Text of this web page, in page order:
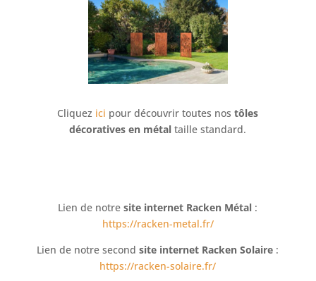
Cliquez ici pour découvrir toutes nostôles
décoratives en métal taille standard.
Lien de notresite internet Racken Métal :
https://racken-metal.fr/
Lien de notre secondsite internet Racken Solaire :
https://racken-solaire.fr/